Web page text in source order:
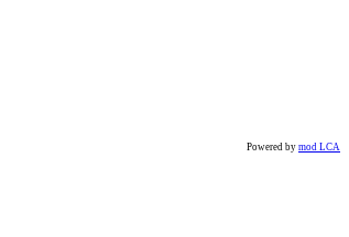
Powered by mod LCA